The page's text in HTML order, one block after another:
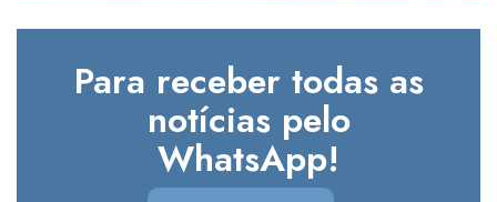
Para receber todas as
notícias pelo
WhatsApp!